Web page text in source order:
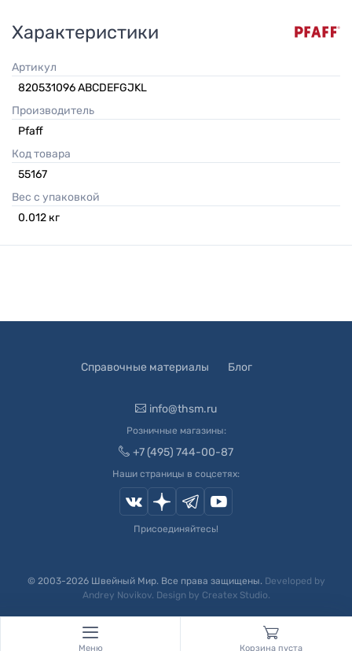
Характеристики
Артикул
820531096 ABCDEFGJKL
Производитель
Pfaff
Код товара
55167
Вес с упаковкой
0.012 кг
Справочные материалы Блог
info@thsm.ru
Розничные магазины:
+7 (495) 744-00-87
Наши страницы в соцсетях:
Присоединяйтесь!
© 2003-2026Швейный Мир. Все права защищены. Developed by
Andrey Novikov. Design by Createx Studio.
Меню Корзина пуста